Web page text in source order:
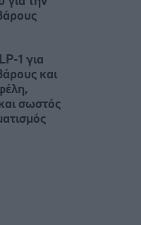
1 για
και
σωστός